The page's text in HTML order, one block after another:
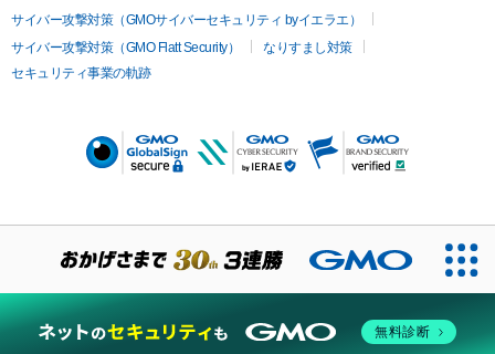
サイバー攻撃対策（GMOサイバーセキュリティ byイエラエ）
サイバー攻撃対策（GMO Flatt Security）
なりすまし対策
セキュリティ事業の軌跡
無料診断